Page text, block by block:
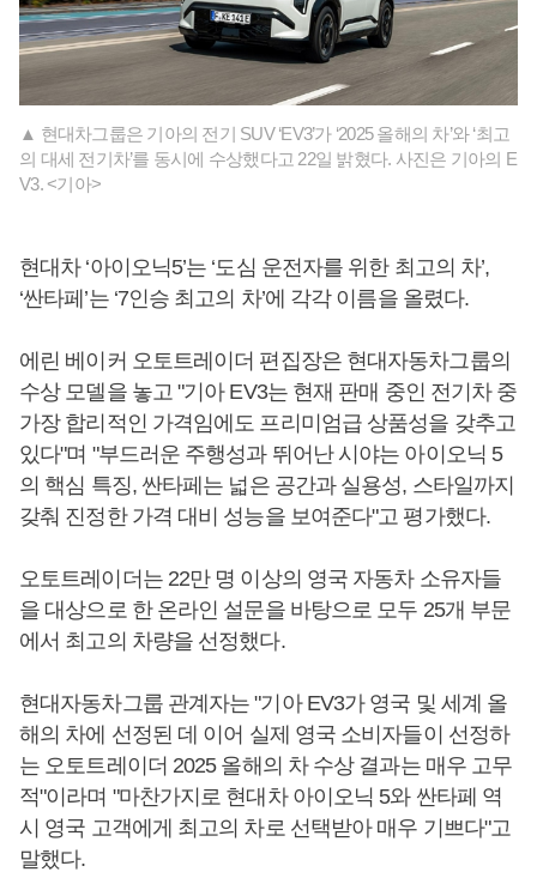
▲ 현대차그룹은 기아의 전기 SUV ‘EV3’가 ‘2025 올해의 차’와 ‘최고
의 대세 전기차’를 동시에 수상했다고 22일 밝혔다. 사진은 기아의 E
V3. <기아>
현대차 ‘아이오닉5’는 ‘도심 운전자를 위한 최고의 차’,
‘싼타페’는 ‘7인승 최고의 차’에 각각 이름을 올렸다.
에린 베이커 오토트레이더 편집장은 현대자동차그룹의
수상 모델을 놓고 "기아 EV3는 현재 판매 중인 전기차 중
가장 합리적인 가격임에도 프리미엄급 상품성을 갖추고
있다"며 "부드러운 주행성과 뛰어난 시야는 아이오닉 5
의 핵심 특징, 싼타페는 넓은 공간과 실용성, 스타일까지
갖춰 진정한 가격 대비 성능을 보여준다"고 평가했다.
오토트레이더는 22만 명 이상의 영국 자동차 소유자들
을 대상으로 한 온라인 설문을 바탕으로 모두 25개 부문
에서 최고의 차량을 선정했다.
현대자동차그룹 관계자는 "기아 EV3가 영국 및 세계 올
해의 차에 선정된 데 이어 실제 영국 소비자들이 선정하
는 오토트레이더 2025 올해의 차 수상 결과는 매우 고무
적"이라며 "마찬가지로 현대차 아이오닉 5와 싼타페 역
시 영국 고객에게 최고의 차로 선택받아 매우 기쁘다"고
말했다.